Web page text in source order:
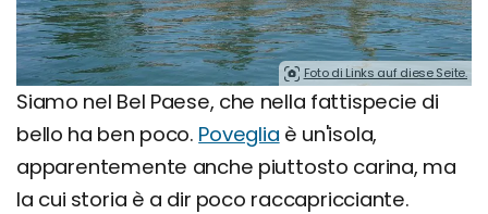
Foto di Links auf diese Seite.
Siamo nel Bel Paese, che nella fattispecie di
bello ha ben poco. Poveglia è un'isola,
apparentemente anche piuttosto carina, ma
la cui storia è a dir poco raccapricciante.